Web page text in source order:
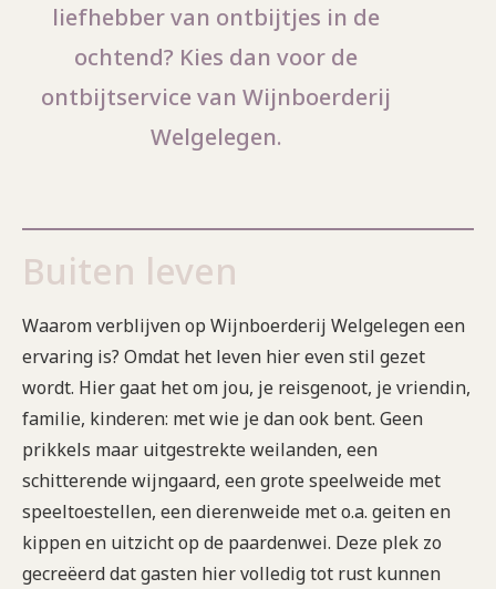
liefhebber van ontbijtjes in de
ochtend? Kies dan voor de
ontbijtservice van Wijnboerderij
Welgelegen.
Buiten leven
Waarom verblijven op Wijnboerderij Welgelegen een
ervaring is? Omdat het leven hier even stil gezet
wordt. Hier gaat het om jou, je reisgenoot, je vriendin,
familie, kinderen: met wie je dan ook bent. Geen
prikkels maar uitgestrekte weilanden, een
schitterende wijngaard, een grote speelweide met
speeltoestellen, een dierenweide met o.a. geiten en
kippen en uitzicht op de paardenwei. Deze plek zo
gecreëerd dat gasten hier volledig tot rust kunnen